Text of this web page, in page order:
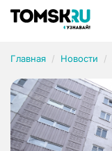
Главная Новости